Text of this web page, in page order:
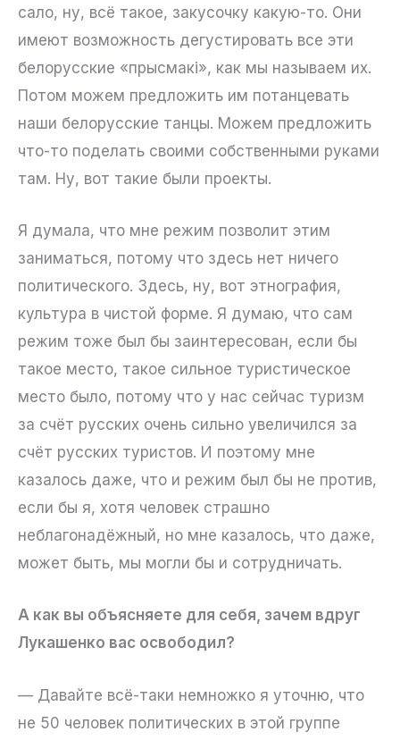
сало, ну, всё такое, закусочку какую-то. Они
имеют возможность дегустировать все эти
белорусские «прысмакі», как мы называем их.
Потом можем предложить им потанцевать
наши белорусские танцы. Можем предложить
что-то поделать своими собственными руками
там. Ну, вот такие были проекты.
Я думала, что мне режим позволит этим
заниматься, потому что здесь нет ничего
политического. Здесь, ну, вот этнография,
культура в чистой форме. Я думаю, что сам
режим тоже был бы заинтересован, если бы
такое место, такое сильное туристическое
место было, потому что у нас сейчас туризм
за счёт русских очень сильно увеличился за
счёт русских туристов. И поэтому мне
казалось даже, что и режим был бы не против,
если бы я, хотя человек страшно
неблагонадёжный, но мне казалось, что даже,
может быть, мы могли бы и сотрудничать.
А как вы объясняете для себя, зачем вдруг
Лукашенко вас освободил?
— Давайте всё-таки немножко я уточню, что
не 50 человек политических в этой группе